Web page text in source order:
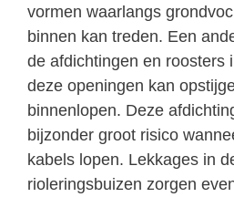
vormen waarlangs
binnen kan treden. Een
de afdichtingen en roosters
deze openingen kan
binnenlopen. Deze
bijzonder groot risico
kabels lopen. Lekkages in
rioleringsbuizen zorgen